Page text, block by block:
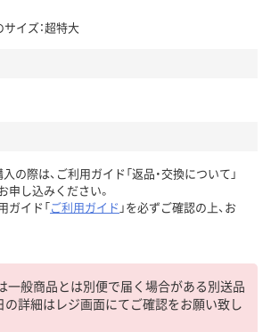
イズ：超特大
の際は、ご利用ガイド「返品・交換について」
申し込みください。
ガイド「ご利用ガイド 」を必ずご確認の上、お
一般商品とは別便で届く場合がある別送品
の詳細はレジ画面にてご確認をお願い致し